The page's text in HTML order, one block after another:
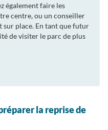
également faire les
centre, ou un conseiller
place. En tant que futur
de visiter le parc de plus
la reprise de